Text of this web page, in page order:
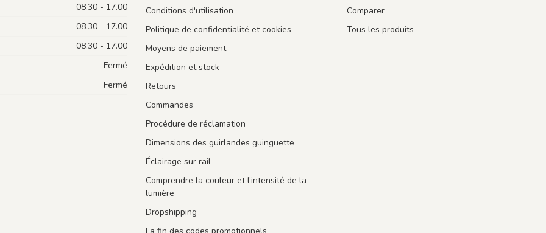
08.30 - 17.00
08.30 - 17.00
08.30 - 17.00
Fermé
Fermé
Conditions d'utilisation
Politique de confidentialité et cookies
Moyens de paiement
Expédition et stock
Retours
Commandes
Procédure de réclamation
Dimensions des guirlandes guinguette
Éclairage sur rail
Comprendre la couleur et l’intensité de la
lumière
Dropshipping
Comparer
Tous les produits